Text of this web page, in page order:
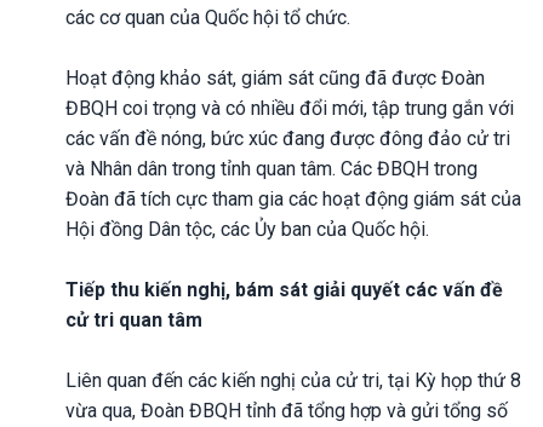
các cơ quan của Quốc hội tổ chức.
Hoạt động khảo sát, giám sát cũng đã được Đoàn
ĐBQH coi trọng và có nhiều đổi mới, tập trung gắn với
các vấn đề nóng, bức xúc đang được đông đảo cử tri
và Nhân dân trong tỉnh quan tâm. Các ĐBQH trong
Đoàn đã tích cực tham gia các hoạt động giám sát của
Hội đồng Dân tộc, các Ủy ban của Quốc hội.
Tiếp thu kiến nghị, bám sát giải quyết các vấn đề
cử tri quan tâm
Liên quan đến các kiến nghị của cử tri, tại Kỳ họp thứ 8
vừa qua, Đoàn ĐBQH tỉnh đã tổng hợp và gửi tổng số